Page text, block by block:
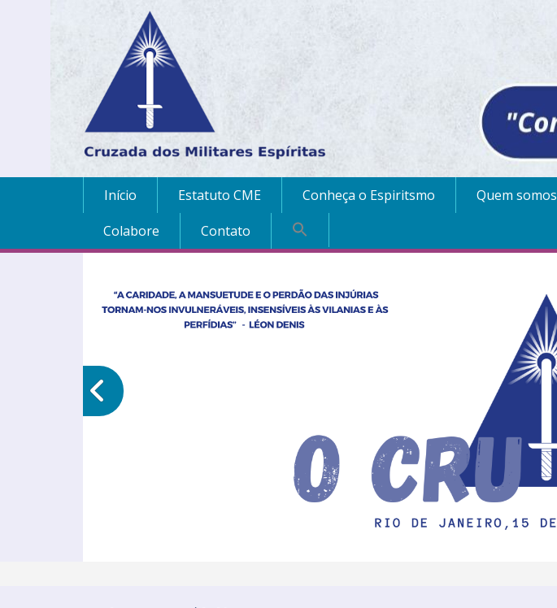
Início Estatuto CME Conheça o Espiritsmo Quem somos
Colabore
Contato